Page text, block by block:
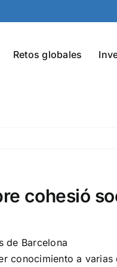
Retos globales
cohesió
de Barcelona
conocimiento a